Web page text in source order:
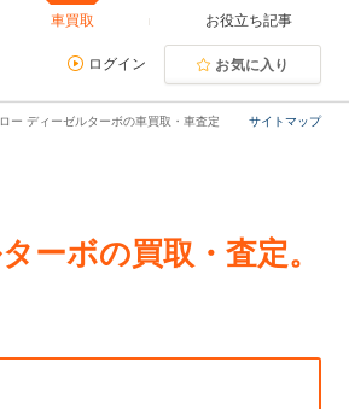
車買取 お役立ち記事
ログイン お気に入り
サイトマップ
ー ディーゼルターボの車買取・車査定
ーボの買取・査定。